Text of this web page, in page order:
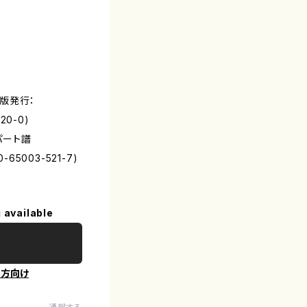
発行：
0)
ト譜
0-65003-521-7)
available
向け